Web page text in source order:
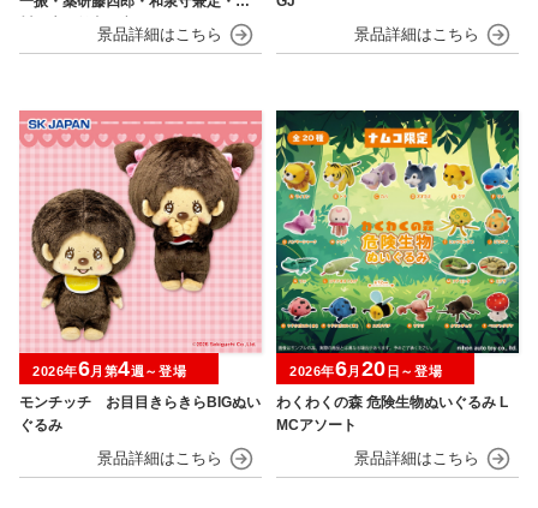
川国広・鶴丸国永～
モンチッチ お目目きらきらBIGぬい
ぐるみ
2026年6月第4週～登場
わくわくの森 危険生物ぬいぐるみ L
MCアソート
2026年6月 20 日～登場